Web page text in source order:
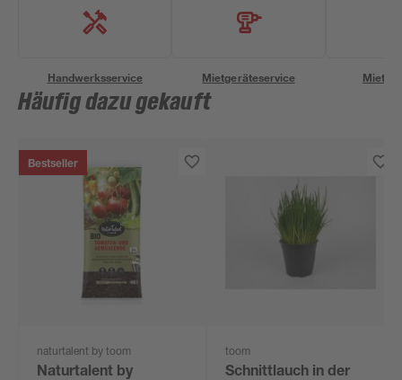
Handwerksservice Mietgeräteservice
Häufig dazu gekauft
Bestseller
naturtalent by toom
Naturtalent by
toom
Schnittlauch in der